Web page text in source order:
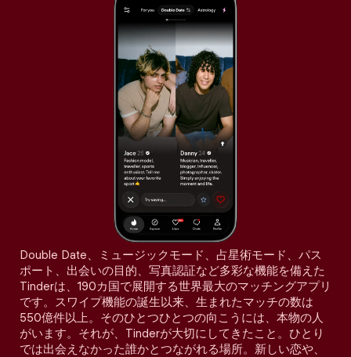
Double Date、ミュージックモード、占星術モード、パス
ポート、出会いの目的、写真認証など多彩な機能を備えた
Tinderは、190カ国で展開する世界最大のマッチングアプリ
です。スワイプ機能の誕生以来、生まれたマッチの数は
550億件以上。そのひとつひとつの向こうには、本物の人
がいます。それが、Tinderが大切にしてきたこと。ひとり
では出会えなかった誰かとつながれる場所。新しい恋や、